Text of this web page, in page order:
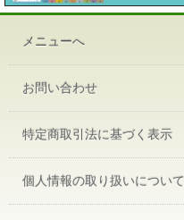
メニューへ
お問い合わせ
特定商取引法に基づく表示
個人情報の取り扱いについて